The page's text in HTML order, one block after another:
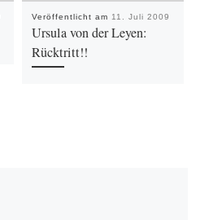
Veröffentlicht am 11. Juli 2009
Ursula von der Leyen:
Rücktritt!!